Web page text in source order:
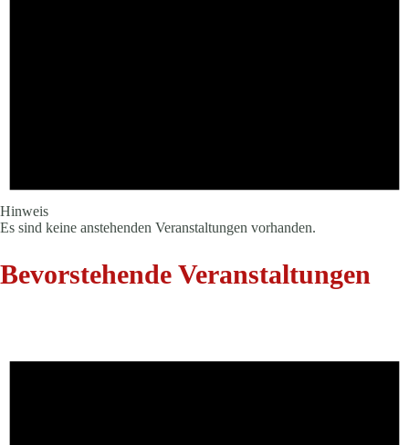
Hinweis
Es sind keine anstehenden Veranstaltungen vorhanden.
Bevorstehende Veranstaltungen